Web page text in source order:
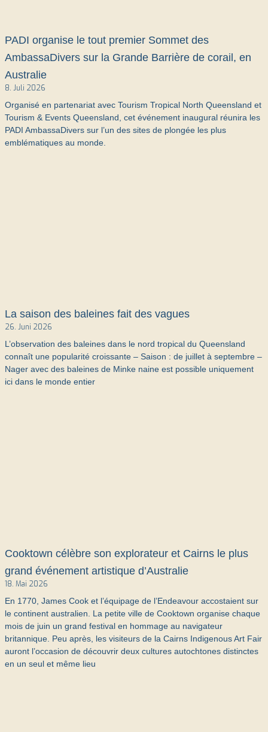
PADI organise le tout premier Sommet des
AmbassaDivers sur la Grande Barrière de corail, en
Australie
8. Juli 2026
Organisé en partenariat avec Tourism Tropical North Queensland et
Tourism & Events Queensland, cet événement inaugural réunira les
PADI AmbassaDivers sur l’un des sites de plongée les plus
emblématiques au monde.
La saison des baleines fait des vagues
26. Juni 2026
L’observation des baleines dans le nord tropical du Queensland
connaît une popularité croissante – Saison : de juillet à septembre –
Nager avec des baleines de Minke naine est possible uniquement
ici dans le monde entier
Cooktown célèbre son explorateur et Cairns le plus
grand événement artistique d’Australie
18. Mai 2026
En 1770, James Cook et l’équipage de l’Endeavour accostaient sur
le continent australien. La petite ville de Cooktown organise chaque
mois de juin un grand festival en hommage au navigateur
britannique. Peu après, les visiteurs de la Cairns Indigenous Art Fair
auront l’occasion de découvrir deux cultures autochtones distinctes
en un seul et même lieu